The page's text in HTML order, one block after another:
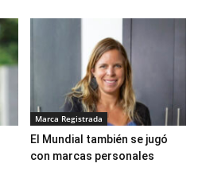
Marca Registrada
El Mundial también se jugó
con marcas personales